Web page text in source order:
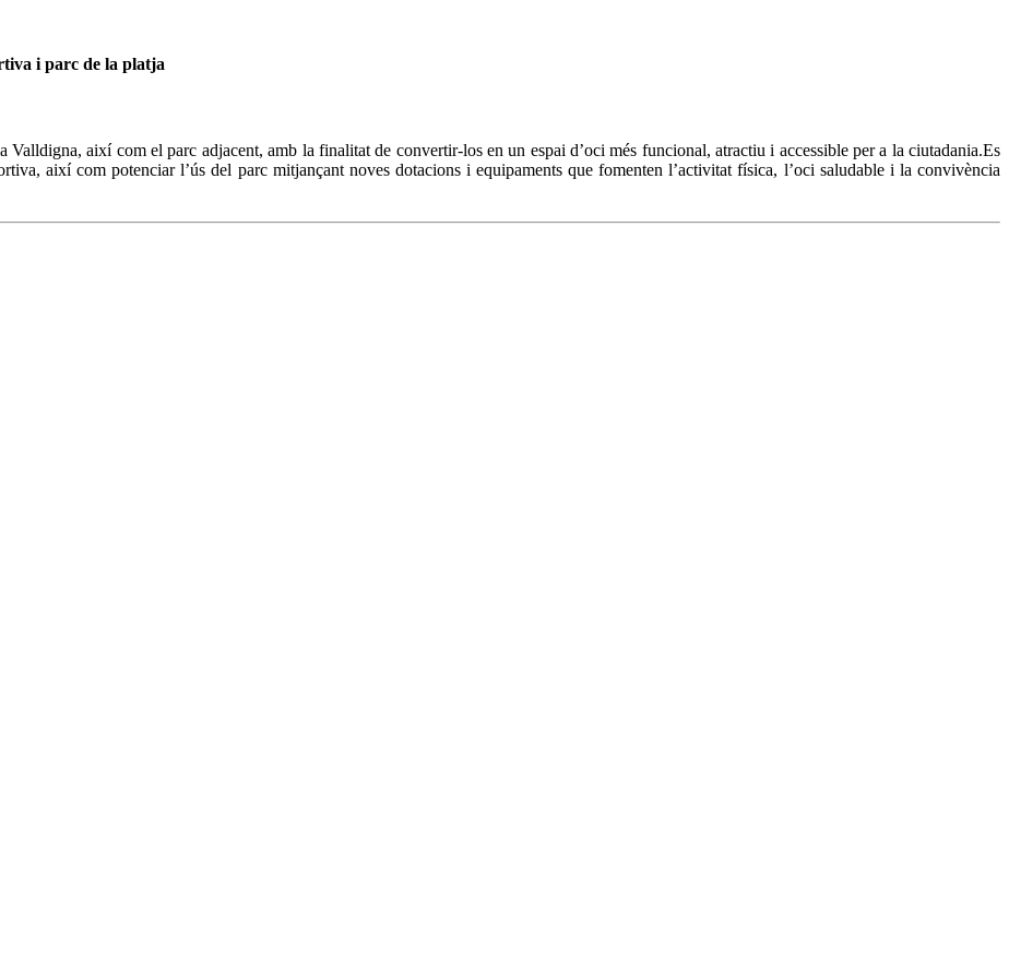
i parc de la platja
així com el parc adjacent, amb la finalitat de convertir-los en un espai d’oci més funcional, atractiu i accessible per a la ciutadania.Es
així com potenciar l’ús del parc mitjançant noves dotacions i equipaments que fomenten l’activitat física, l’oci saludable i la convivència